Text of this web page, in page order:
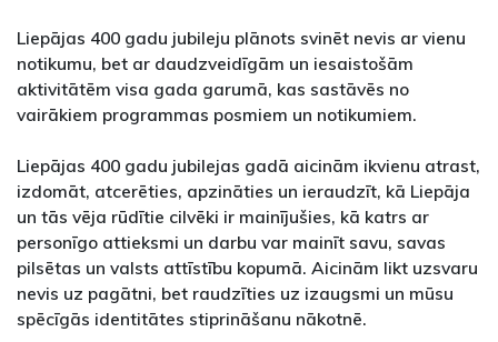
Liepājas 400 gadu jubileju plānots svinēt nevis ar vienu
notikumu, bet ar daudzveidīgām un iesaistošām
aktivitātēm visa gada garumā, kas sastāvēs no
vairākiem programmas posmiem un notikumiem.
Liepājas 400 gadu jubilejas gadā aicinām ikvienu atrast,
izdomāt, atcerēties, apzināties un ieraudzīt, kā Liepāja
un tās vēja rūdītie cilvēki ir mainījušies, kā katrs ar
personīgo attieksmi un darbu var mainīt savu, savas
pilsētas un valsts attīstību kopumā. Aicinām likt uzsvaru
nevis uz pagātni, bet raudzīties uz izaugsmi un mūsu
spēcīgās identitātes stiprināšanu nākotnē.